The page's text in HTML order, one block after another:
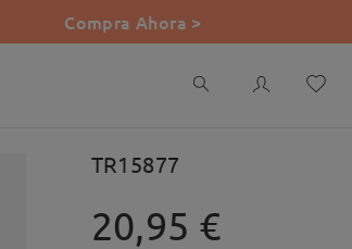
Compra Ahora >
TR15877
20,95 €